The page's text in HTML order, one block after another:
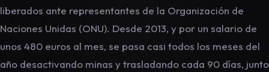
liberados ante representantes de la Organización de
Naciones Unidas (ONU). Desde 2013, y por un salario de
unos 480 euros al mes, se pasa casi todos los meses del
año desactivando minas y trasladando cada 90 días, junto